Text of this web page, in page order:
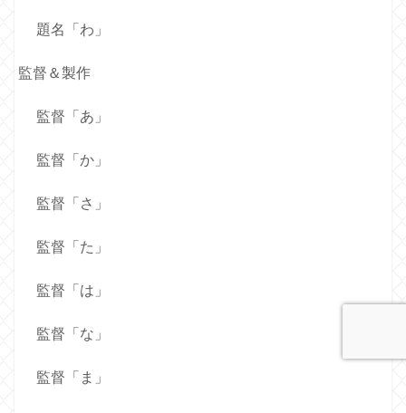
題名「わ」
監督＆製作
監督「あ」
監督「か」
監督「さ」
監督「た」
監督「は」
監督「な」
監督「ま」